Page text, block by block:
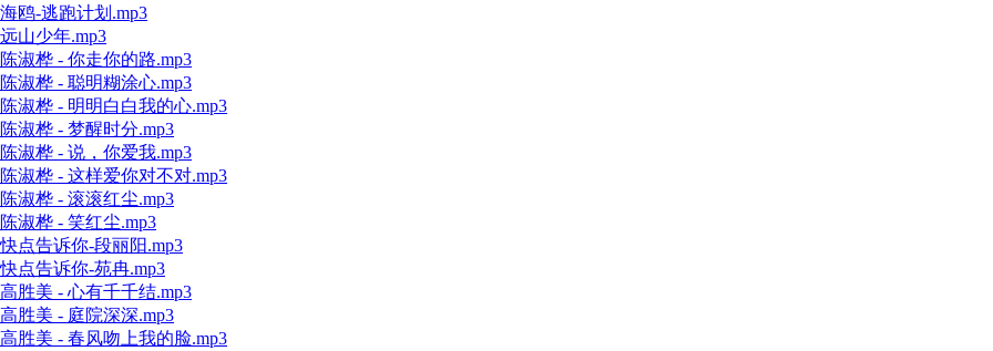
海鸥-逃跑计划.mp3
远山少年.mp3
陈淑桦 - 你走你的路.mp3
陈淑桦 - 聪明糊涂心.mp3
陈淑桦 - 明明白白我的心.mp3
陈淑桦 - 梦醒时分.mp3
陈淑桦 - 说，你爱我.mp3
陈淑桦 - 这样爱你对不对.mp3
陈淑桦 - 滚滚红尘.mp3
陈淑桦 - 笑红尘.mp3
快点告诉你-段丽阳.mp3
快点告诉你-苑冉.mp3
高胜美 - 心有千千结.mp3
高胜美 - 庭院深深.mp3
高胜美 - 春风吻上我的脸.mp3